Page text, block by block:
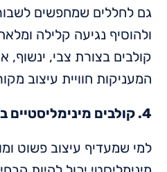
גם לחללים שמחפשים
ולהוסיף נגיעה קלילה
קולבים בצורת צבי, ינשוף,
המעניקות חוויית עיצוב
4. קולבים מינימליסטיים בקווים נקיים
למי שמעדיף עיצוב פשוט